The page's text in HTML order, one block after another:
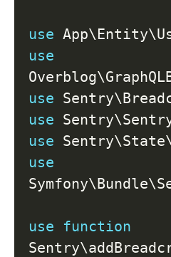
use App\Entity\
use
Overblog\
use Sentry\
use Sentry\
use Sentry\State
use
Symfony\Bundle\
use
function
Sentry\